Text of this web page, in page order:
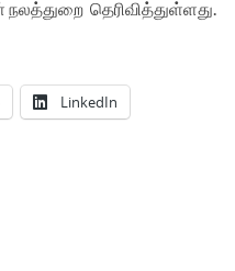
நலத்துறை தெரிவித்துள்ளது.
LinkedIn